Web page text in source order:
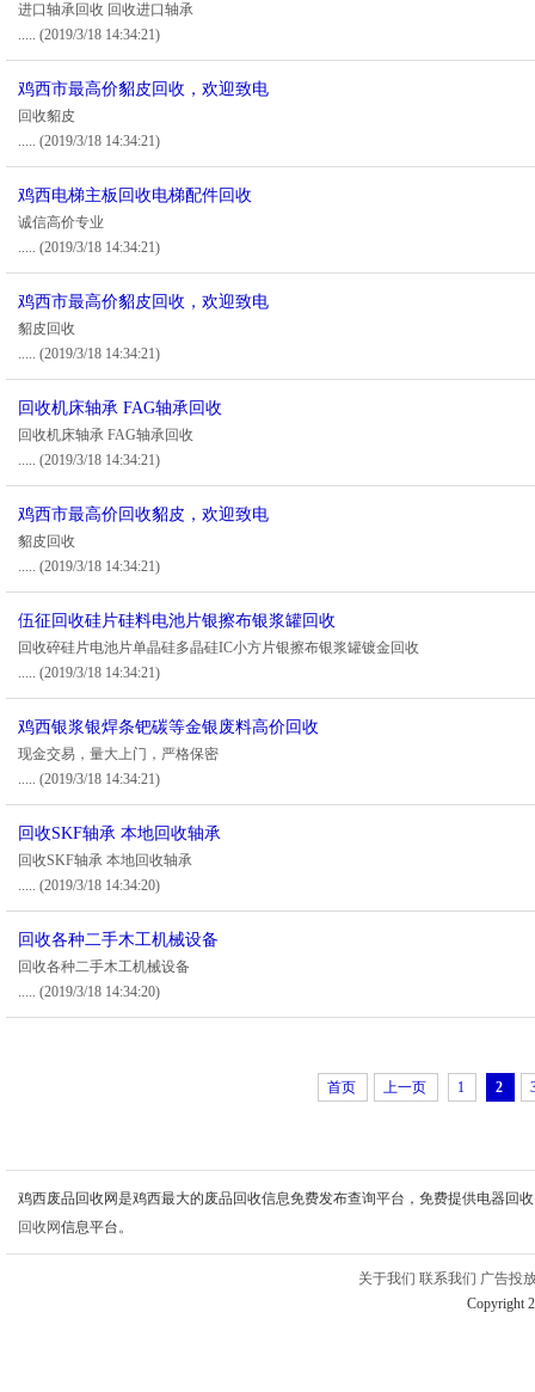
进口轴承回收 回收进口轴承
..... (2019/3/18 14:34:21)
鸡西市最高价貂皮回收，欢迎致电
回收貂皮
..... (2019/3/18 14:34:21)
鸡西电梯主板回收电梯配件回收
诚信高价专业
..... (2019/3/18 14:34:21)
鸡西市最高价貂皮回收，欢迎致电
貂皮回收
..... (2019/3/18 14:34:21)
回收机床轴承 FAG轴承回收
回收机床轴承 FAG轴承回收
..... (2019/3/18 14:34:21)
鸡西市最高价回收貂皮，欢迎致电
貂皮回收
..... (2019/3/18 14:34:21)
伍征回收硅片硅料电池片银擦布银浆罐回收
回收碎硅片电池片单晶硅多晶硅IC小方片银擦布银浆罐镀金回收
..... (2019/3/18 14:34:21)
鸡西银浆银焊条钯碳等金银废料高价回收
现金交易，量大上门，严格保密
..... (2019/3/18 14:34:21)
回收SKF轴承 本地回收轴承
回收SKF轴承 本地回收轴承
..... (2019/3/18 14:34:20)
回收各种二手木工机械设备
回收各种二手木工机械设备
..... (2019/3/18 14:34:20)
首页 上一页 1 2
鸡西废品回收网是鸡西最大的废品回收信息免费发布查询平台，免费提供电器回
回收网信息平台。
关于我们 联系我们 广告投
Copyright